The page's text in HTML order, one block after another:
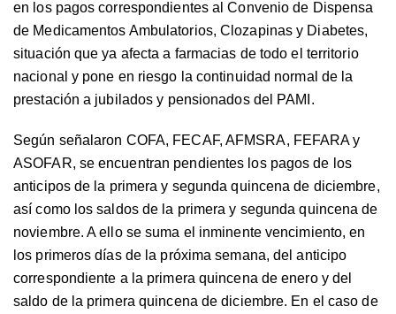
en los pagos correspondientes al Convenio de Dispensa
de Medicamentos Ambulatorios, Clozapinas y Diabetes,
situación que ya afecta a farmacias de todo el territorio
nacional y pone en riesgo la continuidad normal de la
prestación a jubilados y pensionados del PAMI.
Según señalaron COFA, FECAF, AFMSRA, FEFARA y
ASOFAR, se encuentran pendientes los pagos de los
anticipos de la primera y segunda quincena de diciembre,
así como los saldos de la primera y segunda quincena de
noviembre. A ello se suma el inminente vencimiento, en
los primeros días de la próxima semana, del anticipo
correspondiente a la primera quincena de enero y del
saldo de la primera quincena de diciembre. En el caso de